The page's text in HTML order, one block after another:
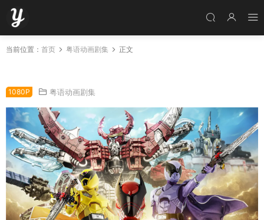
当前位置： 首页 粤语动画剧集 正文
1080P 粤语动画剧集